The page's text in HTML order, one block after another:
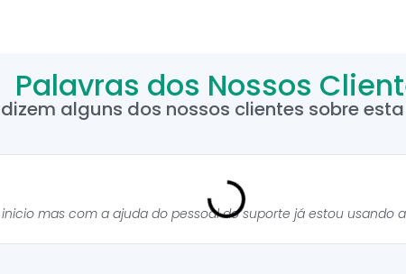
Palavras dos Nossos
alguns dos nossos clientes sobre
mas com a ajuda do pessoal do suporte já estou usando